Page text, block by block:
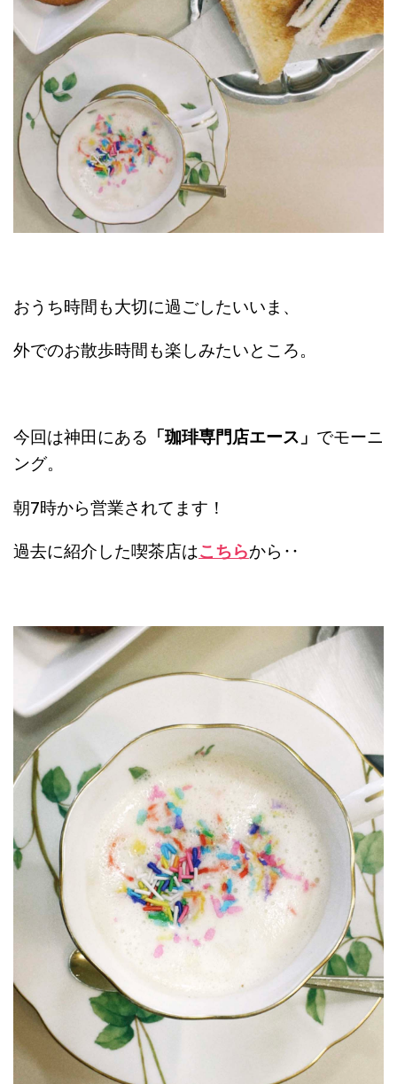
おうち時間も大切に過ごしたいいま、
外でのお散歩時間も楽しみたいところ。
今回は神田にある 「珈琲専門店エース」 でモーニ
ング。
朝7時から営業されてます！
過去に紹介した喫茶店はこちらから‥